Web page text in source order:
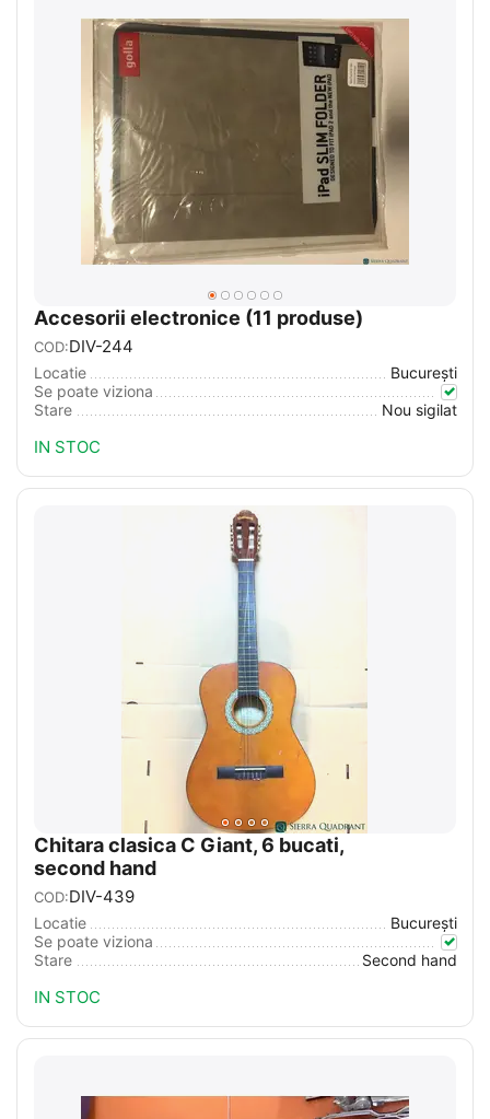
Accesorii electronice (11 produse)
COD:DIV-244
Locatie
București
Se poate viziona
Stare
Nou sigilat
IN STOC
Chitara clasica C Giant, 6 bucati,
second hand
COD:DIV-439
Locatie
București
Se poate viziona
Stare
Second hand
IN STOC